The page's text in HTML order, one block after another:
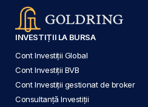
INVESTIȚII LA BURSA
Cont Investiții Global
Cont Investiții BVB
Cont Investiții gestionat de broker
Consultanță Investiții